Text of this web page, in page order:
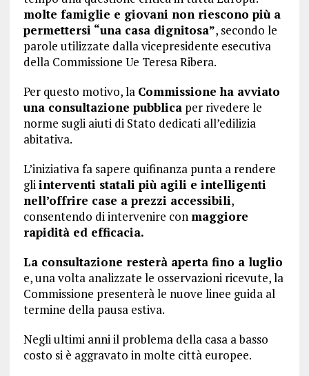
molte famiglie e giovani non riescono più a
permettersi “una casa dignitosa”, secondo le
parole utilizzate dalla vicepresidente esecutiva
della Commissione Ue Teresa Ribera.
Per questo motivo, la Commissione ha avviato
una consultazione pubblicaper rivedere le
norme sugli aiuti di Stato dedicati all’edilizia
abitativa.
L’iniziativa fa sapere quifinanza punta a rendere
gliinterventi statali più agili e intelligenti
nell’offrire case a prezzi accessibili,
consentendo di intervenire con maggiore
rapidità ed efficacia.
La consultazione resterà aperta fino a luglio
e, una volta analizzate le osservazioni ricevute, la
Commissione presenterà le nuove linee guida al
termine della pausa estiva.
Negli ultimi anni il problema della casa a basso
costo si è aggravato in molte città europee.